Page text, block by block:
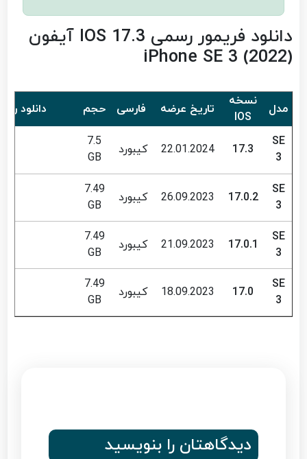
دانلود فریمور رسمی IOS 17.3 آیفون
iPhone SE 3 (2022)
مدل
نسخه
IOS
تاریخ عرضه فارسی حجم دانلود
SE
3
17.3
22.01.2024 کیبورد
7.5
GB
SE
3
17.0.2
26.09.2023 کیبورد
7.49
GB
SE
3
17.0.1
21.09.2023 کیبورد
7.49
GB
SE
3
17.0
18.09.2023 کیبورد
7.49
GB
دیدگاهتان را بنویسید